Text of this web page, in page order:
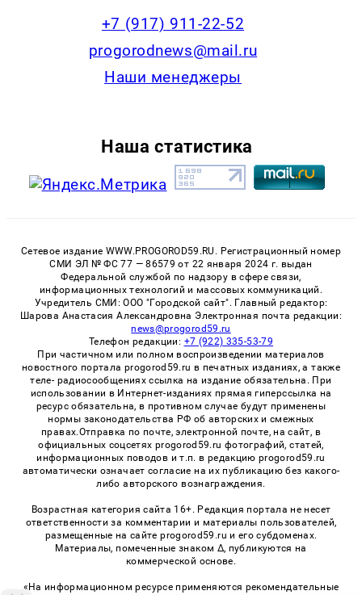
+7 (917) 911-22-52
progorodnews@mail.ru
Наши менеджеры
Наша статистика
Сетевое издание WWW.PROGOROD59.RU. Регистрационный номер
СМИ ЭЛ № ФС 77 — 86579 от 22 января 2024 г. выдан
Федеральной службой по надзору в сфере связи,
информационных технологий и массовых коммуникаций.
Учредитель СМИ: ООО "Городской сайт". Главный редактор:
Шарова Анастасия Александровна Электронная почта редакции:
news@progorod59.ru
Телефон редакции: +7 (922) 335-53-79
При частичном или полном воспроизведении материалов
новостного портала progorod59.ru в печатных изданиях, а также
теле- радиосообщениях ссылка на издание обязательна. При
использовании в Интернет-изданиях прямая гиперссылка на
ресурс обязательна, в противном случае будут применены
нормы законодательства РФ об авторских и смежных
правах.Отправка по почте, электронной почте, на сайт, в
официальных соцсетях progorod59.ru фотографий, статей,
информационных поводов и т.п. в редакцию progorod59.ru
автоматически означает согласие на их публикацию без какого-
либо авторского вознаграждения.
Возрастная категория сайта 16+. Редакция портала не несет
ответственности за комментарии и материалы пользователей,
размещенные на сайте progorod59.ru и его субдоменах.
Материалы, помеченные знаком Δ, публикуются на
коммерческой основе.
«На информационном ресурсе применяются рекомендательные